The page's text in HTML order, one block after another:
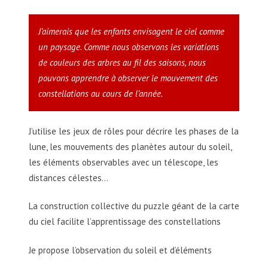
J’aimerais que les enfants envisagent le ciel comme
un paysage. Comme nous observons les variations
de couleurs des arbres au fil des saisons, nous
pouvons apprendre à observer le mouvement des
constellations au cours de l’année.
J’utilise les jeux de rôles pour décrire les phases de la
lune, les mouvements des planètes autour du soleil,
les éléments observables avec un télescope, les
distances célestes…
La construction collective du puzzle géant de la carte
du ciel facilite l’apprentissage des constellations
Je propose l’observation du soleil et d’éléments